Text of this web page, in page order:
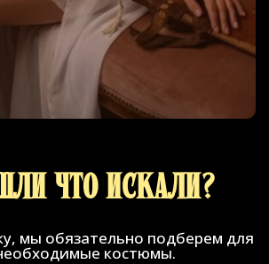
что искали?
мы обязательно подберем для
костюмы.